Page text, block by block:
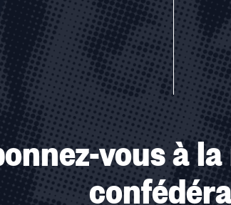
des cookies
vous à